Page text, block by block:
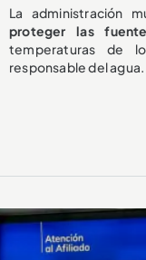
La administración
proteger las
temperaturas de
responsable del agua.